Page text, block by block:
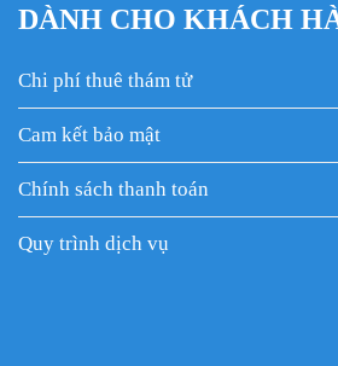
DÀNH CHO KHÁCH
Chi phí thuê thám tử
Cam kết bảo mật
Chính sách thanh toán
Quy trình dịch vụ